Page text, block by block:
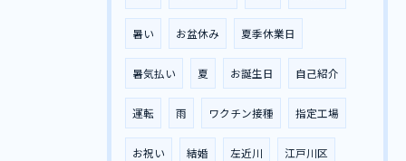
暑い お盆休み 夏季休業日
暑気払い 夏 お誕生日 自己紹介
運転 雨 ワクチン接種 指定工場
お祝い 結婚 左近川 江戸川区